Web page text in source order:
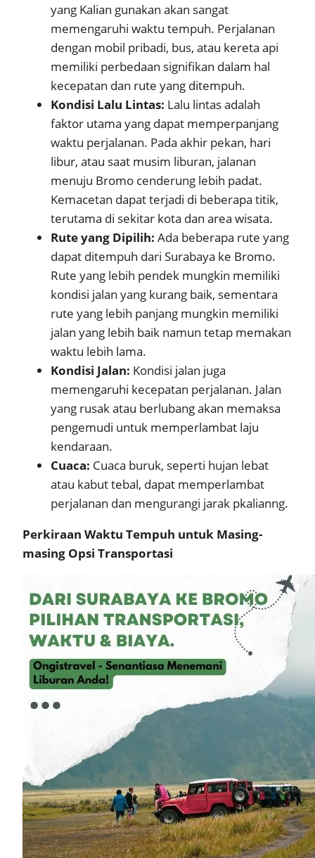
yang Kalian gunakan akan sangat
memengaruhi waktu tempuh. Perjalanan
dengan mobil pribadi, bus, atau kereta api
memiliki perbedaan signifikan dalam hal
kecepatan dan rute yang ditempuh.
Kondisi Lalu Lintas: Lalu lintas adalah
faktor utama yang dapat memperpanjang
waktu perjalanan. Pada akhir pekan, hari
libur, atau saat musim liburan, jalanan
menuju Bromo cenderung lebih padat.
Kemacetan dapat terjadi di beberapa titik,
terutama di sekitar kota dan area wisata.
Rute yang Dipilih: Ada beberapa rute yang
dapat ditempuh dari Surabaya ke Bromo.
Rute yang lebih pendek mungkin memiliki
kondisi jalan yang kurang baik, sementara
rute yang lebih panjang mungkin memiliki
jalan yang lebih baik namun tetap memakan
waktu lebih lama.
Kondisi Jalan: Kondisi jalan juga
memengaruhi kecepatan perjalanan. Jalan
yang rusak atau berlubang akan memaksa
pengemudi untuk memperlambat laju
kendaraan.
Cuaca: Cuaca buruk, seperti hujan lebat
atau kabut tebal, dapat memperlambat
perjalanan dan mengurangi jarak pkalianng.
Perkiraan Waktu Tempuh untuk Masing-
masing Opsi Transportasi